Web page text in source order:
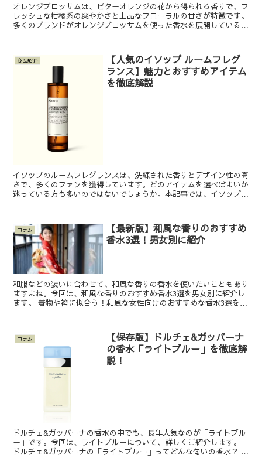
オレンジブロッサムは、ビターオレンジの花から得られる香りで、フ
レッシュな柑橘系の爽やかさと上品なフローラルの甘さが特徴です。
多くのブランドがオレンジブロッサムを使った香水を展開しているた
商品紹介
【人気のイソップ ルームフレグ
ランス】魅力とおすすめアイテム
を徹底解説
イソップのルームフレグランスは、洗練された香りとデザイン性の高
さで、多くのファンを獲得しています。どのアイテムを選べばよいか
迷っている方も多いのではないでしょうか。本記事では、イソップの
コラム
【最新版】和風な香りのおすすめ
香水3選！男女別に紹介
和服などの装いに合わせて、和風な香りの香水を使いたいこともあり
ますよね。今回は、和風な香りのおすすめ香水3選を男女別に紹介し
ます。 着物や袴に似合う！和風な女性向けのおすすめな香水3選を紹
コラム
【保存版】ドルチェ&ガッバーナ
の香水「ライトブルー」を徹底解
説！
ドルチェ&ガッバーナの香水の中でも、長年人気なのが「ライトブル
ー」です。今回は、ライトブルーについて、詳しくご紹介します。
ドルチェ&ガッバーナの「ライトブルー」ってどんな匂いの香水？ こ